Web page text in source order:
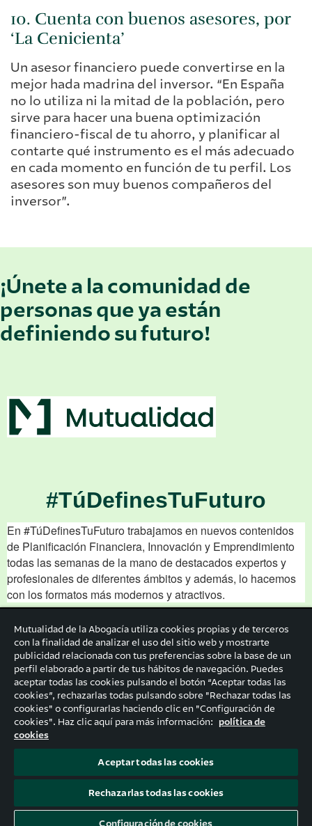
10. Cuenta con buenos asesores, por
‘La Cenicienta’
Un asesor financiero puede convertirse en la
mejor hada madrina del inversor. “En España
no lo utiliza ni la mitad de la población, pero
sirve para hacer una buena optimización
financiero-fiscal de tu ahorro, y planificar al
contarte qué instrumento es el más adecuado
en cada momento en función de tu perfil. Los
asesores son muy buenos compañeros del
inversor”.
¡Únete a la comunidad de
personas que ya están
definiendo su futuro!
Mutualidad de la Abogacía utiliza cookies propias y de terceros
con la finalidad de analizar el uso del sitio web y mostrarte
publicidad relacionada con tus preferencias sobre la base de un
perfil elaborado a partir de tus hábitos de navegación. Puedes
aceptar todas las cookies pulsando el botón “Aceptar todas las
cookies”, rechazarlas todas pulsando sobre "Rechazar todas las
cookies" o configurarlas haciendo clic en "Configuración de
cookies". Haz clic aquí para más información: política de
cookies
Aceptar todas las cookies
Rechazarlas todas las cookies
Configuración de cookies